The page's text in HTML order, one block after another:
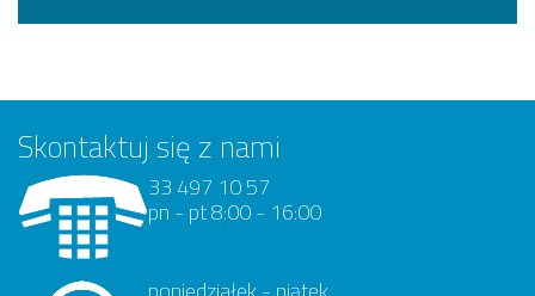
Skontaktuj się z nami
33 497 10 57
pn - pt 8:00 - 16:00